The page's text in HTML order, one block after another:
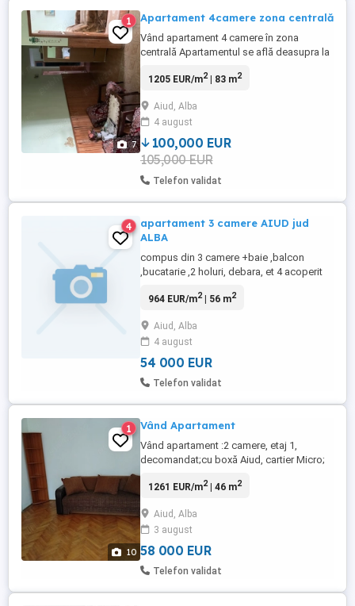
7
1 Apartament 4camere zona centrală
Vând apartament 4 camere în zona
centrală Apartamentul se află deasupra la
de 4 camere
termopan ,centrală ,pod,pivniță și parcare
1205 EUR/m2| 83 m2
Aiud, Alba
4 august
100,000 EUR
105,000 EUR
Telefon validat
4
apartament 3 camere AIUD jud
ALBA
compus din 3 camere +baie ,balcon
,bucatarie ,2 holuri, debara, et 4 acoperit
AXENTE SEVER
964 EUR/m2| 56 m2
Aiud, Alba
4 august
54 000 EUR
Telefon validat
10
1 Vând Apartament
Vând apartament :2 camere, etaj 1,
decomandat;cu boxă Aiud, cartier Micro;
construit integral din cărămidă roșie
orientare completă spre soare, fiind foarte
luminos și călduros (costuri reduse la
întreținere);Loc ...
1261 EUR/m2| 46 m2
Aiud, Alba
3 august
58 000 EUR
Telefon validat